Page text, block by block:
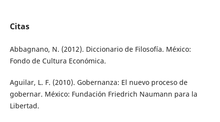
Citas
Abbagnano, N. (2012). Diccionario de Filosofía. México:
Fondo de Cultura Económica.
Aguilar, L. F. (2010). Gobernanza: El nuevo proceso de
gobernar. México: Fundación Friedrich Naumann para la
Libertad.